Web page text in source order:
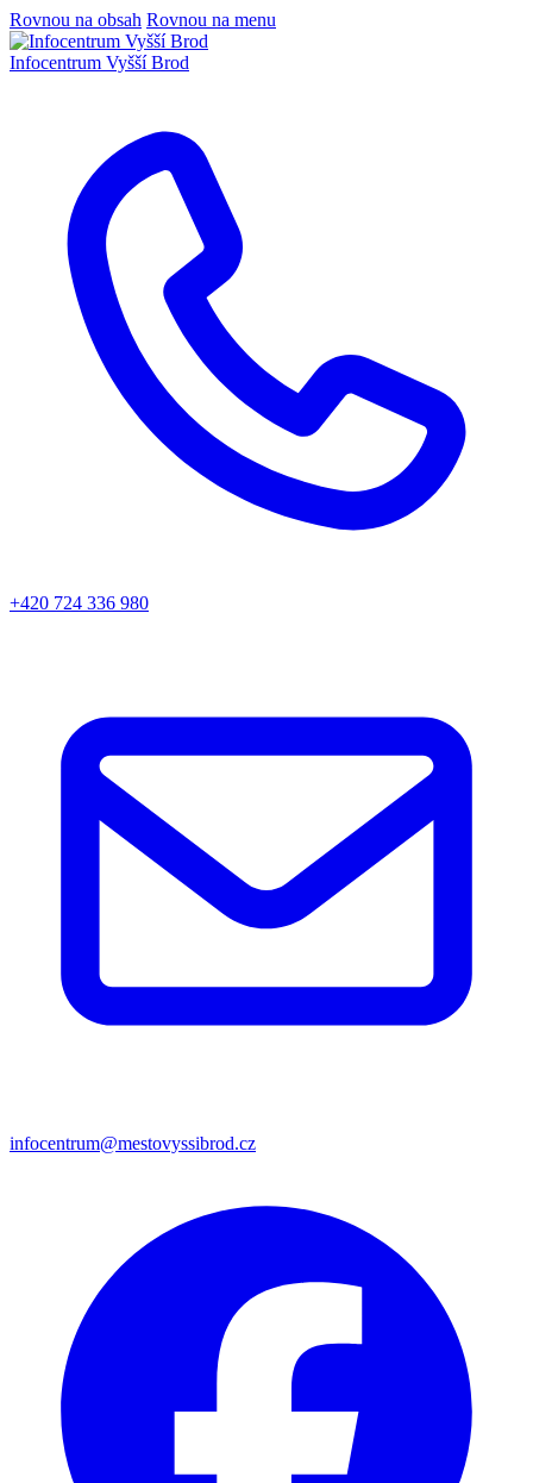
Rovnou na obsah Rovnou na menu
Infocentrum Vyšší Brod
+420 724 336 980
infocentrum@mestovyssibrod.cz